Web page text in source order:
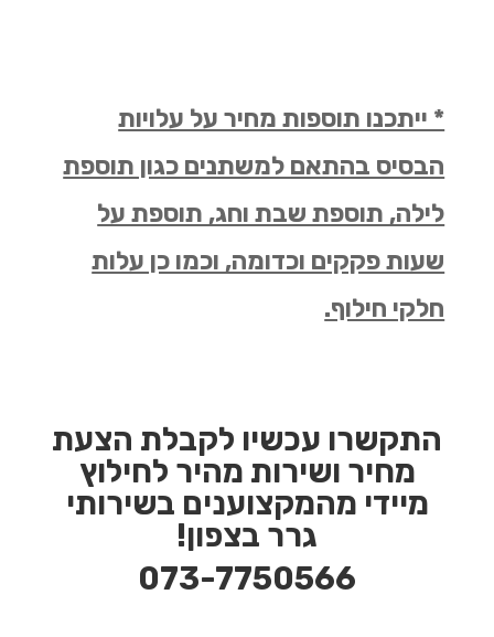
* ייתכנו תוספות מחיר על עלויות
הבסיס בהתאם למשתנים כגון תוספת
לילה, תוספת שבת וחג, תוספת על
שעות פקקים וכדומה, וכמו כן עלות
חלקי חילוף.
התקשרו עכשיו לקבלת הצעת
מחיר ושירות מהיר לחילוץ
מיידי מהמקצוענים בשירותי
גרר בצפון!
073-7750566